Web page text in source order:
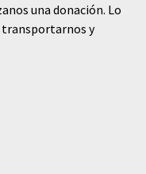
una donación. Lo
transportarnos y